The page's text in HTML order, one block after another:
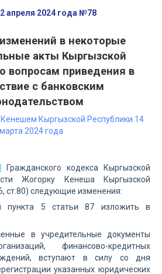
апреля 2024 года №78
в некоторые
акты Кыргызской
вопросам приведения в
с банковским
Кыргызской Республики 14
марта 2024 года
Гражданского кодекса Кыргызской
Жогорку Кенеша Кыргызской
ст.80) следующие изменения:
пункта 5 статьи 87 изложить в
в учредительные документы
финансово-кредитных
вступают в силу со дня
указанных юридических